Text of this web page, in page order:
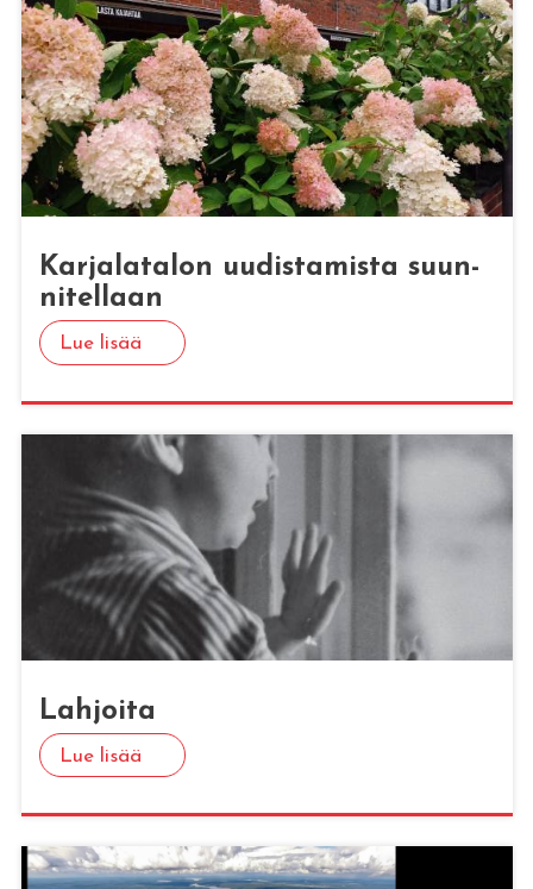
Kar­ja­la­ta­lon uu­dis­ta­mis­ta suun­
ni­tel­laan
Lue lisää
Lah­joi­ta
Lue lisää